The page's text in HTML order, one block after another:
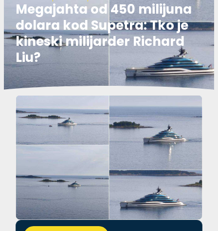
Megajahta od 450 milijuna
dolara kod Supetra: Tko je
kineski milijarder Richard
Liu?